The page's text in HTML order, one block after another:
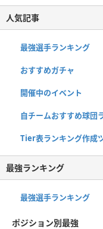
人気記事
最強選手ランキング
おすすめガチャ
開催中のイベント
自チームおすすめ球団
Tier表ランキング作成
最強ランキング
最強選手ランキング
ポジション別最強